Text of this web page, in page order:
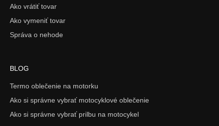
Ako vrátiť tovar
Ako vymeniť tovar
Správa o nehode
BLOG
Termo oblečenie na motorku
Ako si správne vybrať motocyklové oblečenie
Ako si správne vybrať prilbu na motocykel